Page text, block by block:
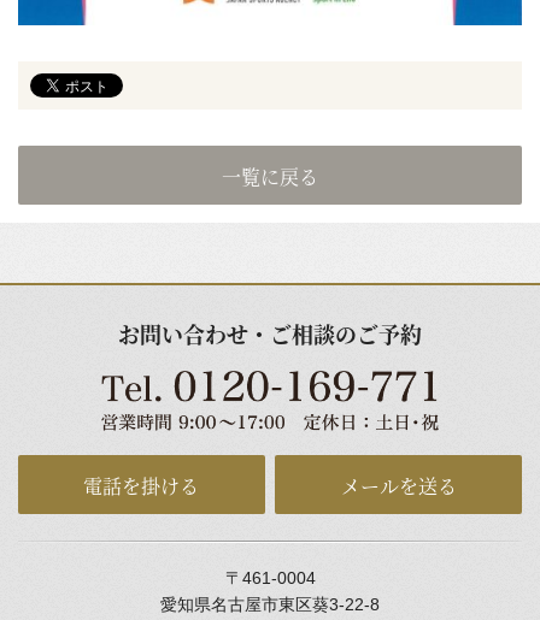
一覧に戻る
お問い合わせ・ご相談のご予約
電話を掛ける メールを送る
〒461-0004
愛知県名古屋市東区葵3-22-8